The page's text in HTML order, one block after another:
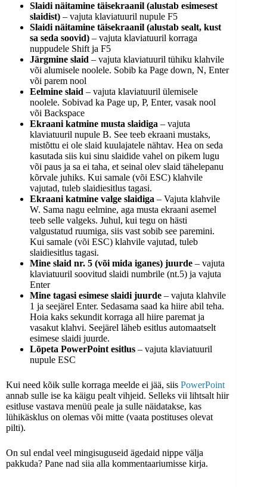
Slaidi näitamine täisekraanil (alustab esimesest
slaidist) – vajuta klaviatuuril nupule F5
Slaidi näitamine täisekraanil (alustab sealt, kust
sa seda soovid) – vajuta klaviatuuril korraga
nuppudele Shift ja F5
Järgmine slaid – vajuta klaviatuuril tühiku klahvile
või alumisele noolele. Sobib ka Page down, N, Enter
või parem nool
Eelmine slaid – vajuta klaviatuuril ülemisele
noolele. Sobivad ka Page up, P, Enter, vasak nool
või Backspace
Ekraani katmine musta slaidiga – vajuta
klaviatuuril nupule B. See teeb ekraani mustaks,
mistõttu ei ole slaid kuulajatele nähtav. Hea on seda
kasutada siis kui sinu slaidide vahel on pikem lugu
või paus ja sa ei taha, et seinal olev slaid tähelepanu
kõrvale juhiks. Kui samale (või ESC) klahvile
vajutad, tuleb slaidiesitlus tagasi.
Ekraani katmine valge slaidiga – Vajuta klahvile
W. Sama nagu eelmine, aga musta ekraani asemel
teeb selle valgeks. Juhul, kui tegu on hästi
valgustatud ruumiga, siis vast sobib see paremini.
Kui samale (või ESC) klahvile vajutad, tuleb
slaidiesitlus tagasi.
Mine slaid nr. 5 (või mida iganes) juurde – vajuta
klaviatuuril soovitud slaidi numbrile (nt.5) ja vajuta
Enter
Mine tagasi esimese slaidi juurde – vajuta klahvile
1 ja seejärel Enter. Sedasama saad ka hiire abil teha.
Hoia kaks sekundit korraga all hiire paremat ja
vasakut klahvi. Seejärel läheb esitlus automaatselt
esimese slaidi juurde.
Lõpeta PowerPoint esitlus – vajuta klaviatuuril
nupule ESC
Kui need kõik sulle korraga meelde ei jää, siis PowerPoint
annab sulle ise ka käigu pealt vihjeid. Selleks vii lihtsalt hiir
esitluse vastava menüü peale ja sulle näidatakse, kas
lühikäsklus on olemas või mitte (vaata postituses olevat
pilti).
On sul endal veel mingisuguseid ägedaid nippe välja
pakkuda? Pane nad siia alla kommentaariumisse kirja.